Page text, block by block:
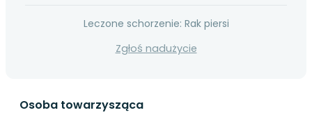
Leczone schorzenie: Rak piersi
Zgłoś nadużycie
Osoba towarzysząca